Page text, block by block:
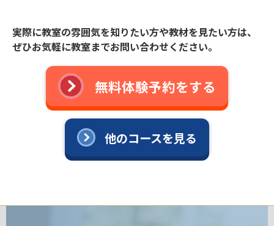
実際に教室の雰囲気を知りたい方や教材を見たい方は、
ぜひお気軽に教室までお問い合わせください。
無料体験予約をする
他のコースを見る